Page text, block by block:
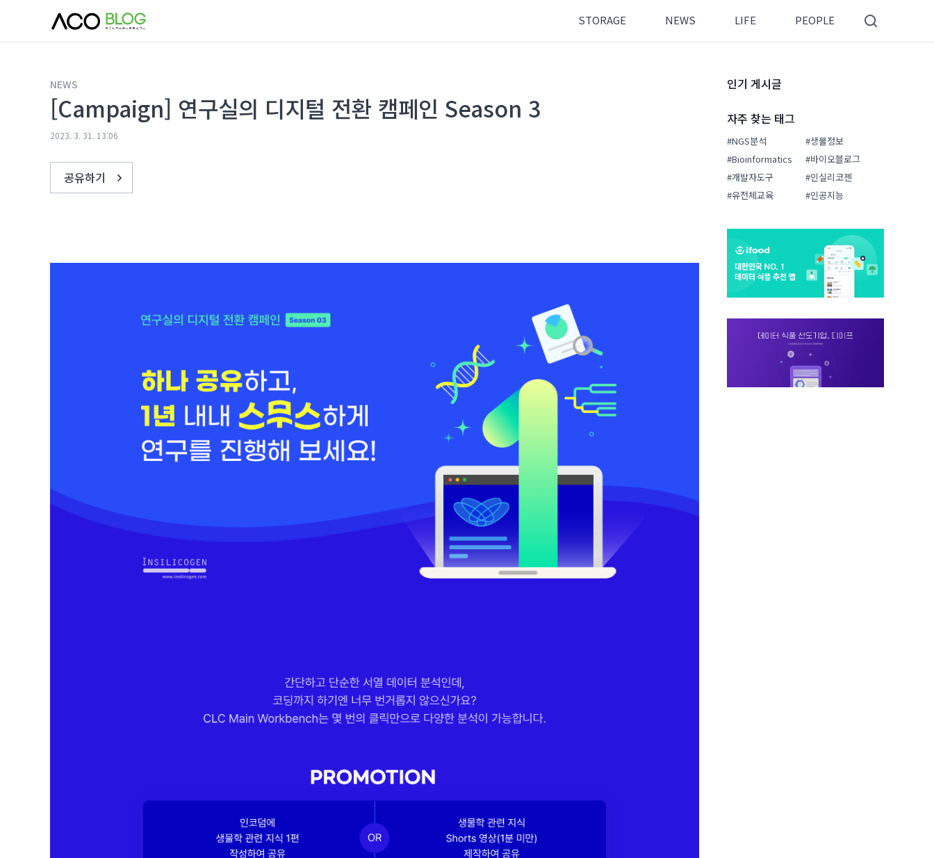
STORAGE NEWS LIFE PEOPLE
NEWS
[Campaign] 연구실의 디지털 전환 캠페인 Season 3
2023. 3. 31. 13:06
공유하기
인기 게시글
자주 찾는 태그
#NGS분석
#생물정보
#Bioinformatics
#바이오블로그
#개발자도구
#인실리코젠
#유전체교육
#인공지능